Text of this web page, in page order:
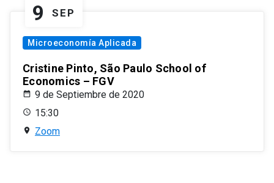
9 SEP
Microeconomía Aplicada
Cristine Pinto, São Paulo School of
Economics – FGV
9 de Septiembre de 2020
15:30
Zoom